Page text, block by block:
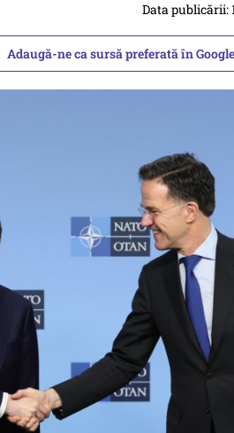
Data publicării:
Adaugă-ne ca sursă preferată în Google